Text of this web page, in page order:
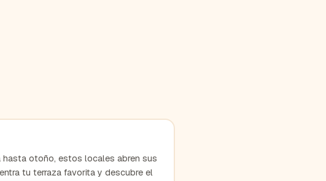
hasta otoño, estos locales abren sus
tu terraza favorita y descubre el